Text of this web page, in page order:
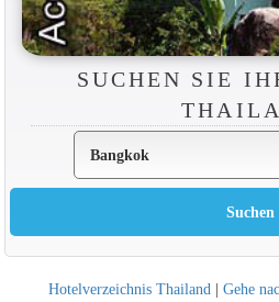
SUCHEN SIE
Hotelverzeichnis Thailand | Gehe